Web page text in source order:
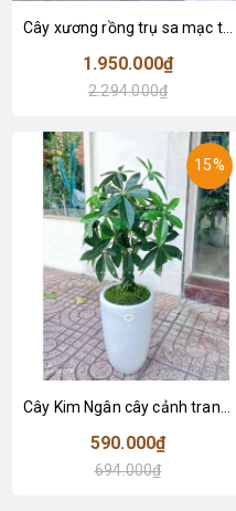
Cây xương rồng trụ sa mạc trang trí loại 2 tay (155cm) - LC2912
1.950.000₫
2.294.000₫
15%
590.000₫
694.000₫